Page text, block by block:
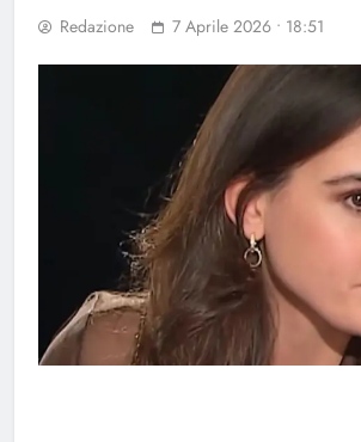
Redazione 7 Aprile 2026 • 18:51